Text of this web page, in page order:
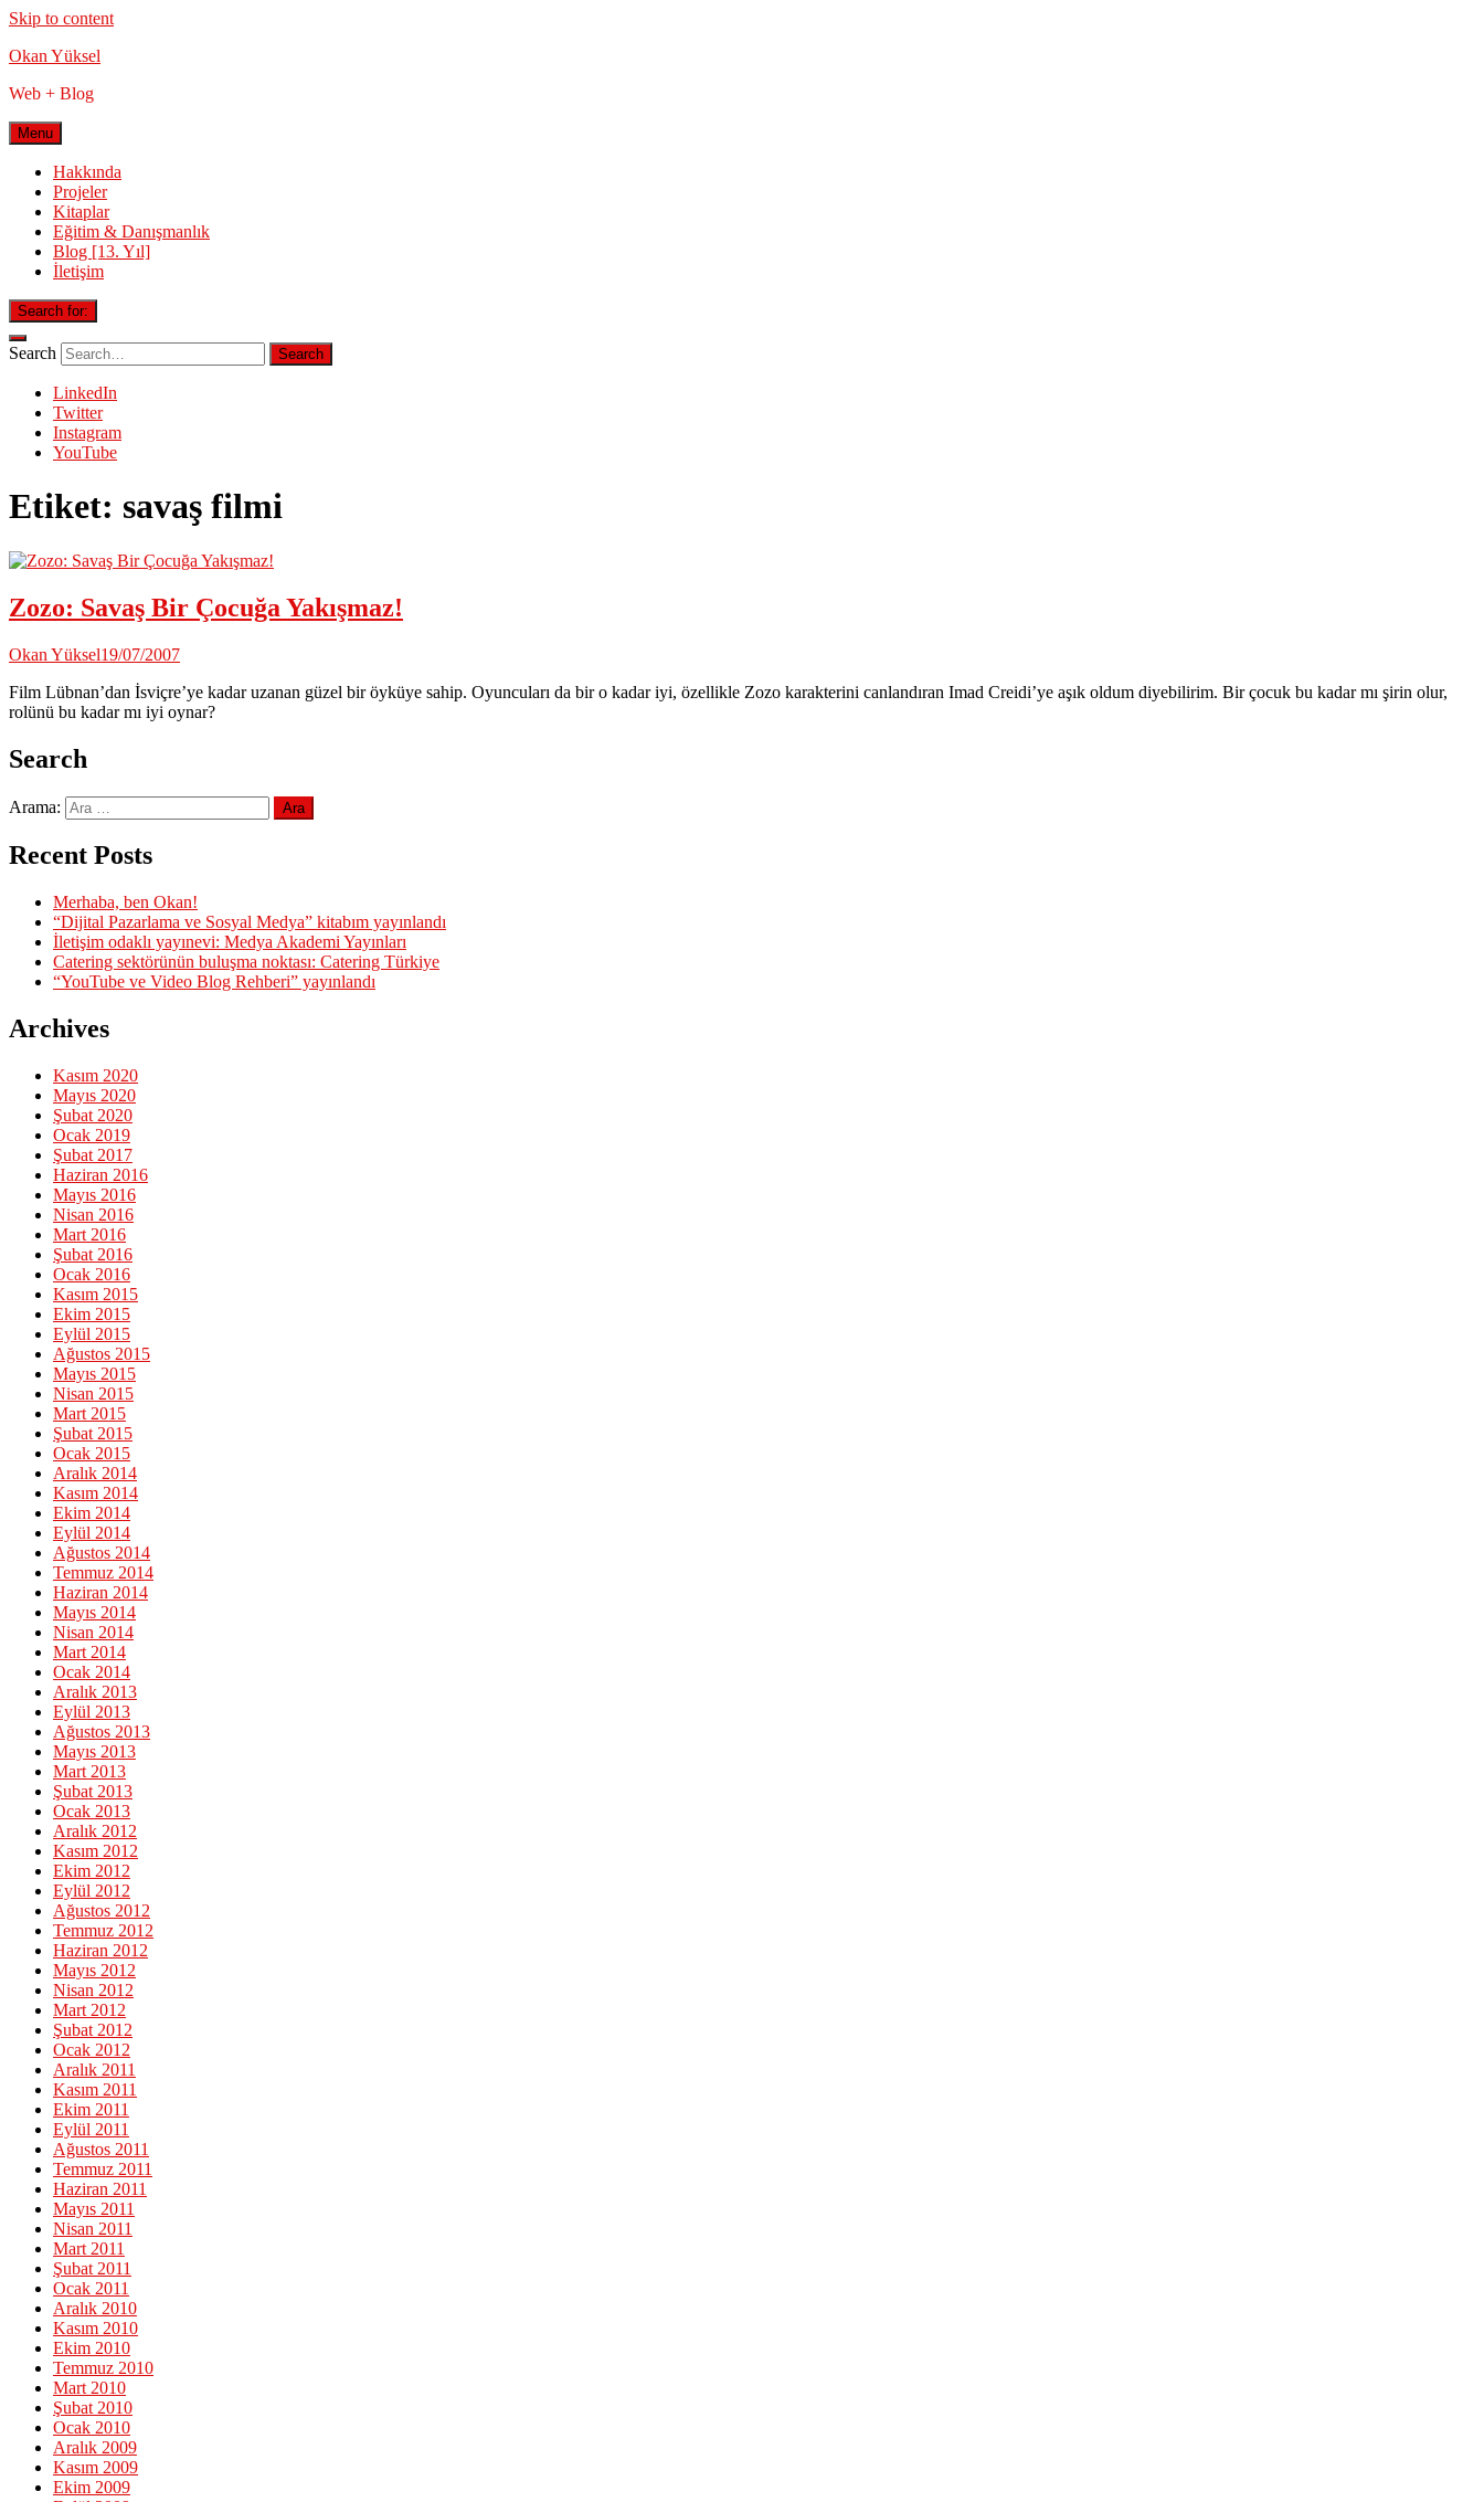
Skip to content
Okan Yüksel
Web + Blog
Menu
Hakkında
Projeler
Kitaplar
Eğitim & Danışmanlık
Blog [13. Yıl]
İletişim
Search for:
Search
LinkedIn
Twitter
Instagram
YouTube
Etiket: savaş filmi
Zozo: Savaş Bir Çocuğa Yakışmaz!
Okan Yüksel19/07/2007
Film Lübnan’dan İsviçre’ye kadar uzanan güzel bir öyküye sahip. Oyuncuları da bir o kadar iyi, özellikle Zozo karakterini canlandıran Imad Creidi’ye aşık oldum diyebilirim. Bir çocuk bu kadar mı şirin olur,
rolünü bu kadar mı iyi oynar?
Search
Arama:
Recent Posts
Merhaba, ben Okan!
“Dijital Pazarlama ve Sosyal Medya” kitabım yayınlandı
İletişim odaklı yayınevi: Medya Akademi Yayınları
Catering sektörünün buluşma noktası: Catering Türkiye
“YouTube ve Video Blog Rehberi” yayınlandı
Archives
Kasım 2020
Mayıs 2020
Şubat 2020
Ocak 2019
Şubat 2017
Haziran 2016
Mayıs 2016
Nisan 2016
Mart 2016
Şubat 2016
Ocak 2016
Kasım 2015
Ekim 2015
Eylül 2015
Ağustos 2015
Mayıs 2015
Nisan 2015
Mart 2015
Şubat 2015
Ocak 2015
Aralık 2014
Kasım 2014
Ekim 2014
Eylül 2014
Ağustos 2014
Temmuz 2014
Haziran 2014
Mayıs 2014
Nisan 2014
Mart 2014
Ocak 2014
Aralık 2013
Eylül 2013
Ağustos 2013
Mayıs 2013
Mart 2013
Şubat 2013
Ocak 2013
Aralık 2012
Kasım 2012
Ekim 2012
Eylül 2012
Ağustos 2012
Temmuz 2012
Haziran 2012
Mayıs 2012
Nisan 2012
Mart 2012
Şubat 2012
Ocak 2012
Aralık 2011
Kasım 2011
Ekim 2011
Eylül 2011
Ağustos 2011
Temmuz 2011
Haziran 2011
Mayıs 2011
Nisan 2011
Mart 2011
Şubat 2011
Ocak 2011
Aralık 2010
Kasım 2010
Ekim 2010
Temmuz 2010
Mart 2010
Şubat 2010
Ocak 2010
Aralık 2009
Kasım 2009
Ekim 2009